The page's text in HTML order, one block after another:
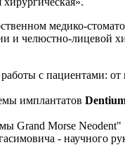
медико-
и челюстно-лицевой
с пациентами: от
имплантатов
Grand Morse Neodent"
- научного